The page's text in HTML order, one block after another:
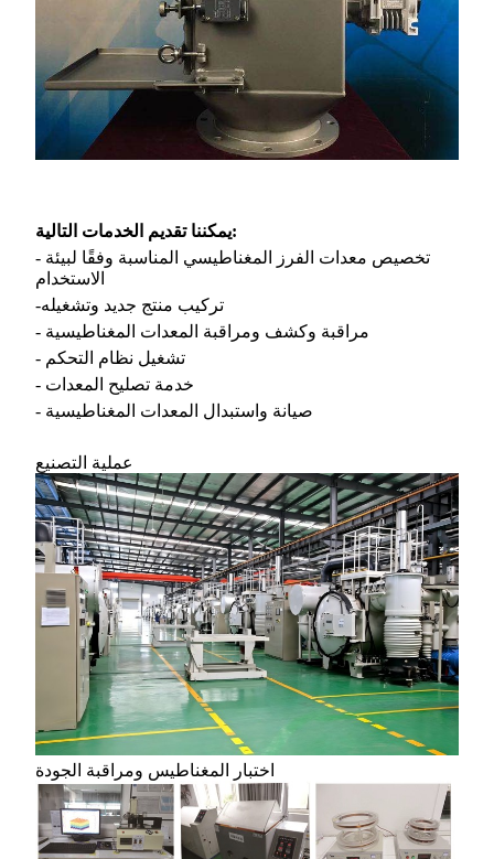
يمكننا تقديم الخدمات التالية:
- تخصيص معدات الفرز المغناطيسي المناسبة وفقًا لبيئة
الاستخدام
-تركيب منتج جديد وتشغيله
- مراقبة وكشف ومراقبة المعدات المغناطيسية
- تشغيل نظام التحكم
- خدمة تصليح المعدات
- صيانة واستبدال المعدات المغناطيسية
عملية التصنيع
اختبار المغناطيس ومراقبة الجودة